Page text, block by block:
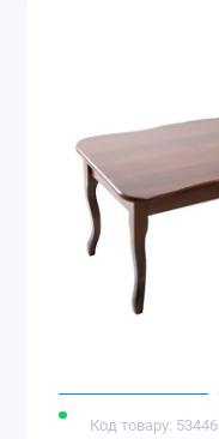
Код товару: 53446